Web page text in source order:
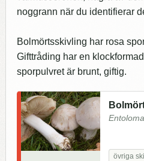
noggrann när du identifierar
Bolmörtsskivling har rosa
Gifttråding har en
sporpulvret är brunt, giftig.
övriga